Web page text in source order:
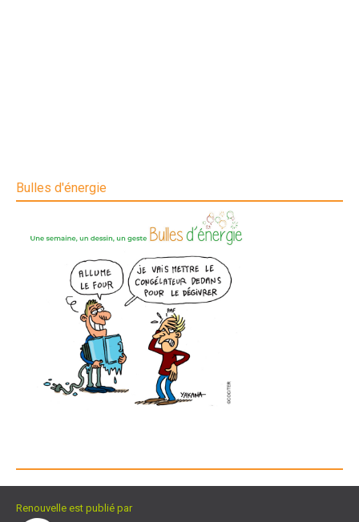
Bulles d'énergie
Renouvelle est publié par